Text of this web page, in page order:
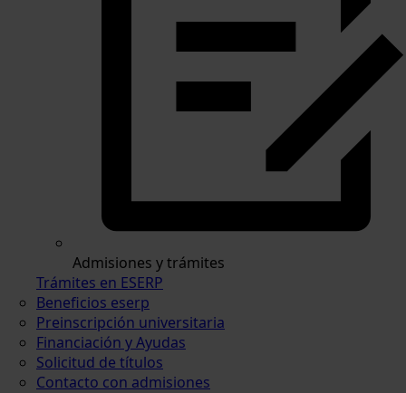
Admisiones y trámites
Trámites en ESERP
Beneficios eserp
Preinscripción universitaria
Financiación y Ayudas
Solicitud de títulos
Contacto con admisiones